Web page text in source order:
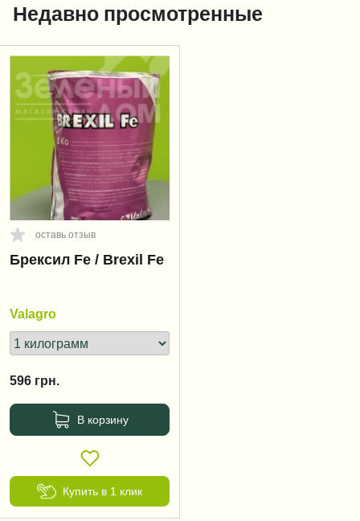
Недавно просмотренные
оставь отзыв
Брексил Fe / Brexil Fe
Valagro
596 грн.
В корзину
Купить в 1 клик